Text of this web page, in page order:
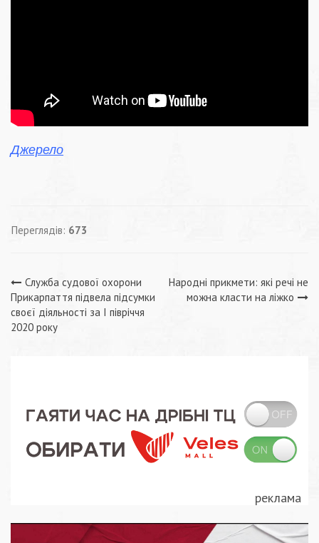
Джерело
Переглядів: 673
Навігація
записів
Служба судової охорони
Прикарпаття підвела підсумки
своєї діяльності за І півріччя
2020 року
Народні прикмети: які речі не
можна класти на ліжко